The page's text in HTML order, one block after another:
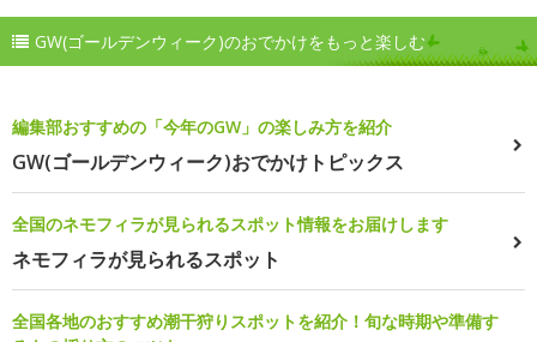
GW(ゴールデンウィーク)のおでかけをもっと楽しむ
編集部おすすめの「今年のGW」の楽しみ方を紹介
GW(ゴールデンウィーク)おでかけトピックス
全国のネモフィラが見られるスポット情報をお届けします
ネモフィラが見られるスポット
全国各地のおすすめ潮干狩りスポットを紹介！旬な時期や準備す